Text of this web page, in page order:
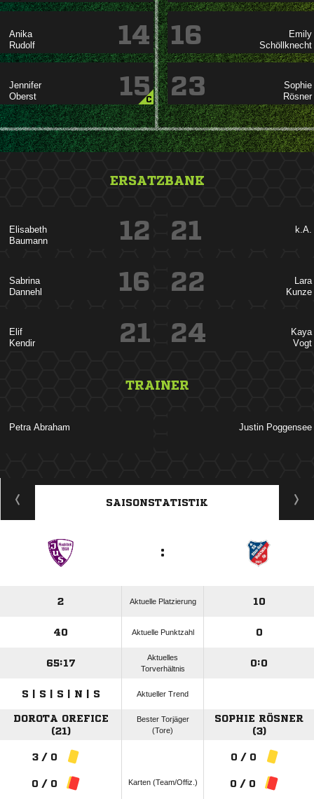


14


15
C


16


23
ERSATZBANK


12


16


21
k.A.
21


22


24
TRAINER
   
ANZEIGE
SAISONSTATISTIK
:
2 Aktuelle Platzierung 10
40 Aktuelle Punktzahl 0
65:17
Aktuelles
Torverhältnis
0:0
S | S | S | N | S Aktueller Trend
DOROTA OREFICE
(21)
Bester Torjäger
(Tore)
SOPHIE RÖSNER
(3)
3 / 0
0 / 0 Karten (Team/Offiz.)
0 / 0
0 / 0